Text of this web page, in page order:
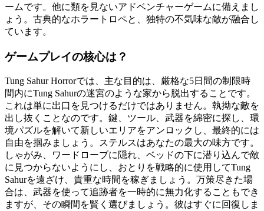
ームです。他に類を見ないアドベンチャーゲームに備えまし
ょう。古典的なホラートロペと、独特の不気味な敵が融合し
ています。
ゲームプレイの核心は？
Tung Sahur Horrorでは、主な目的は、厳格な5日間の制限時
間内にTung Sahurの迷宮のような家から脱出することです。
これは単に出口を見つけるだけではありません。執拗な敵を
出し抜くことなのです。鍵、ツール、武器を綿密に探し、環
境パズルを解いて新しいエリアをアンロックし、最終的には
自由を掴みましょう。ステルスはあなたの最大の味方です。
しゃがみ、ワードローブに隠れ、ベッドの下に潜り込んで敵
に見つからないようにし、おとりを戦略的に使用してTung
Sahurを遠ざけ、貴重な時間を稼ぎましょう。万策尽きた場
合は、武器を使って追跡者を一時的に無力化することもでき
ますが、その瞬間を賢く選びましょう。彼はすぐに回復しま